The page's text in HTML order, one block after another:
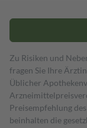
Zu Risiken und
fragen Sie Ihre
Üblicher
Preisempfehlung
beinhalten die